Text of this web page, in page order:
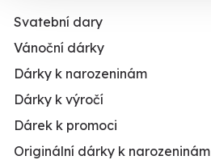
Svatební dary
Vánoční dárky
Dárky k narozeninám
Dárky k výročí
Dárek k promoci
Originální dárky k narozeninám